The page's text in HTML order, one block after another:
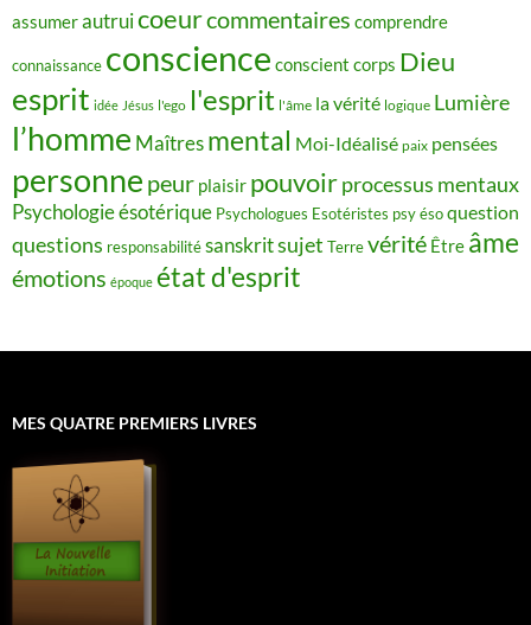
assumerautruicoeurcommentaires comprendre
connaissance conscience conscient corps Dieu
esprit idée Jésus l'ego l'esprit l'âme la vérité logique Lumière
l’homme Maîtres mental Moi-Idéalisé paix pensées
personne peur plaisir pouvoirprocessus mentaux
Psychologie ésotérique Psychologues Esotéristes psy ésoquestion
questions responsabilitésanskritsujet Terrevérité Être âme
émotions époque état d'esprit
MES QUATRE PREMIERS LIVRES